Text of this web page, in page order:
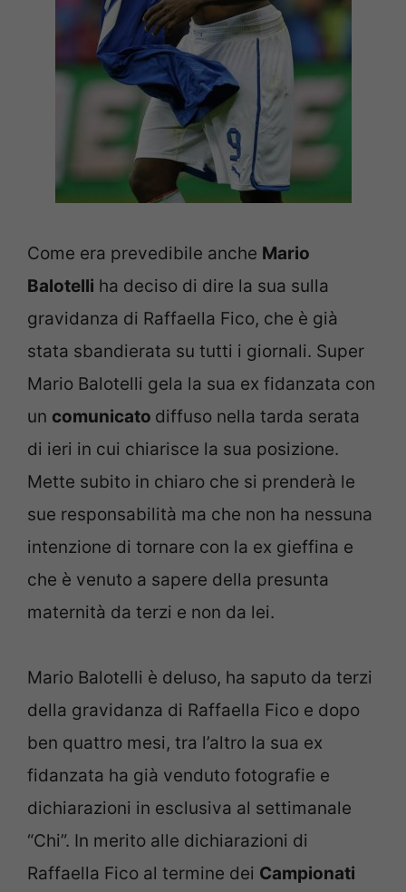
Come era prevedibile anche Mario
Balotelli ha deciso di dire la sua sulla
gravidanza di Raffaella Fico, che è già
stata sbandierata su tutti i giornali. Super
Mario Balotelli gela la sua ex fidanzata con
un comunicato diffuso nella tarda serata
di ieri in cui chiarisce la sua posizione.
Mette subito in chiaro che si prenderà le
sue responsabilità ma che non ha nessuna
intenzione di tornare con la ex gieffina e
che è venuto a sapere della presunta
maternità da terzi e non da lei.
Mario Balotelli è deluso, ha saputo da terzi
della gravidanza di Raffaella Fico e dopo
ben quattro mesi, tra l’altro la sua ex
fidanzata ha già venduto fotografie e
dichiarazioni in esclusiva al settimanale
“Chi”. In merito alle dichiarazioni di
Raffaella Fico al termine dei Campionati